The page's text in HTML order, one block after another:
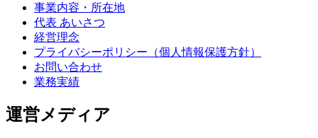
事業内容・所在地
代表 あいさつ
経営理念
プライバシーポリシー（個人情報保護方針）
お問い合わせ
業務実績
運営メディア